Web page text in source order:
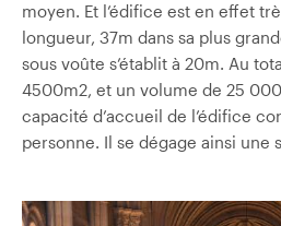
moyen. Et l’édifice est en effet
longueur, 37m dans sa plus
sous voûte s’établit à 20m. Au
4500m2, et un volume de 25
capacité d’accueil de l’édifice
personne. Il se dégage ainsi une